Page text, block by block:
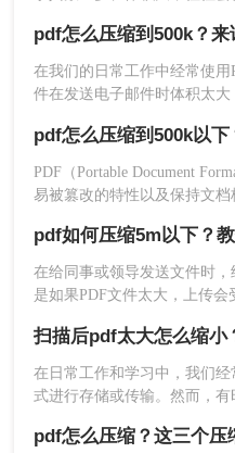
1、页面右端可以下载哦
2、打开客户端，选择文
少，但大多数用户非常担心
么，pdf怎么压缩成500k呢？
缩的方法。让我们来看看。
pdf怎么压缩到500k？
在我们的日常工作中经常使
件在发送电子邮件时体积太
大家介绍一下压缩流程。
PDF（Portable Document
易被篡改的特性以及保持文档
件压缩到较小的大小，以便
压缩到500k以下呢？本文将
下的方法。
pdf如何压缩5m以下？
在给同事或领导发送文件时
是如果PDF文件太大，上传会
了，那么问题来了，该如何
呢？
扫描后pdf太大怎么缩小
在日常工作和学习中，我们
式进行存储或传输。然而，
么，扫描后pdf太大怎么缩小
pdf怎么压缩？这三个压